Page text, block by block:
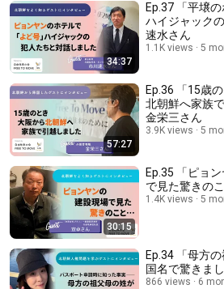
34:37
Ep.37 「平壌
ハイジャック
速水さん
1.1K views 5
57:27
Ep.36 「15歳
北朝鮮へ家族
金栄三さん
3.9K views 5
30:15
Ep.35 「ピョ
で見た驚きの
1.4K views 5
Ep.34 「母方
国名で驚きま
866 views 6